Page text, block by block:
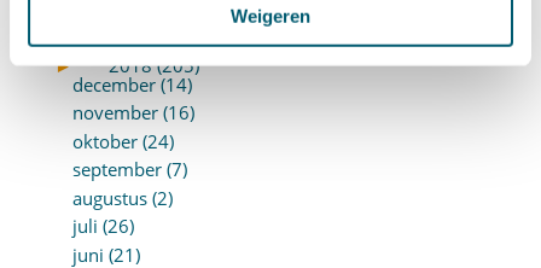
Weigeren
►
2018 (205)
december (14)
november (16)
oktober (24)
september (7)
augustus (2)
juli (26)
juni (21)